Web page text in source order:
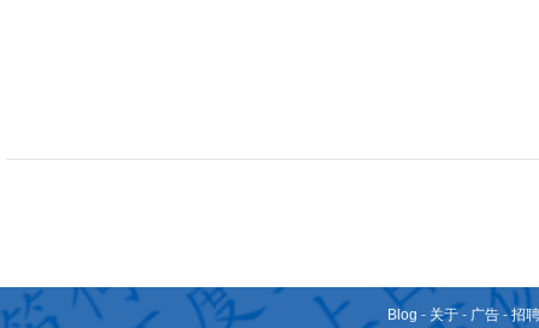
Blog - 关于 - 广告 -招